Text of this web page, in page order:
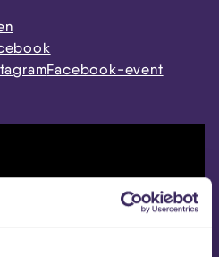
Facebook-event